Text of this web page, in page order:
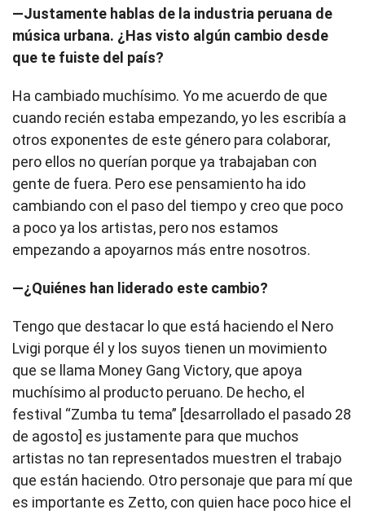
—Justamente hablas de la industria peruana de
música urbana. ¿Has visto algún cambio desde
que te fuiste del país?
Ha cambiado muchísimo. Yo me acuerdo de que
cuando recién estaba empezando, yo les escribía a
otros exponentes de este género para colaborar,
pero ellos no querían porque ya trabajaban con
gente de fuera. Pero ese pensamiento ha ido
cambiando con el paso del tiempo y creo que poco
a poco ya los artistas, pero nos estamos
empezando a apoyarnos más entre nosotros.
—¿Quiénes han liderado este cambio?
Tengo que destacar lo que está haciendo el Nero
Lvigi porque él y los suyos tienen un movimiento
que se llama Money Gang Victory, que apoya
muchísimo al producto peruano. De hecho, el
festival “Zumba tu tema” [desarrollado el pasado 28
de agosto] es justamente para que muchos
artistas no tan representados muestren el trabajo
que están haciendo. Otro personaje que para mí que
es importante es Zetto, con quien hace poco hice el